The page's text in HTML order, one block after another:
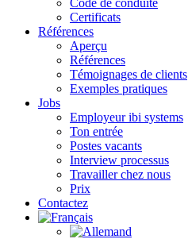
Code de conduite
Certificats
Références
Aperçu
Références
Témoignages de clients
Exemples pratiques
Jobs
Employeur ibi systems
Ton entrée
Postes vacants
Interview processus
Travailler chez nous
Prix
Contactez